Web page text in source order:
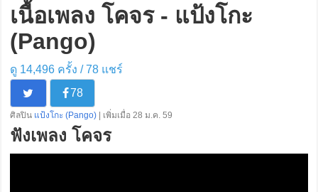
เนื้อเพลง โคจร - แป้งโกะ
(Pango)
ดู 14,496 ครั้ง /78แชร์
78
ศิลปิน แป้งโกะ (Pango) | เพิ่มเมื่อ 28 ม.ค. 59
ฟังเพลง โคจร